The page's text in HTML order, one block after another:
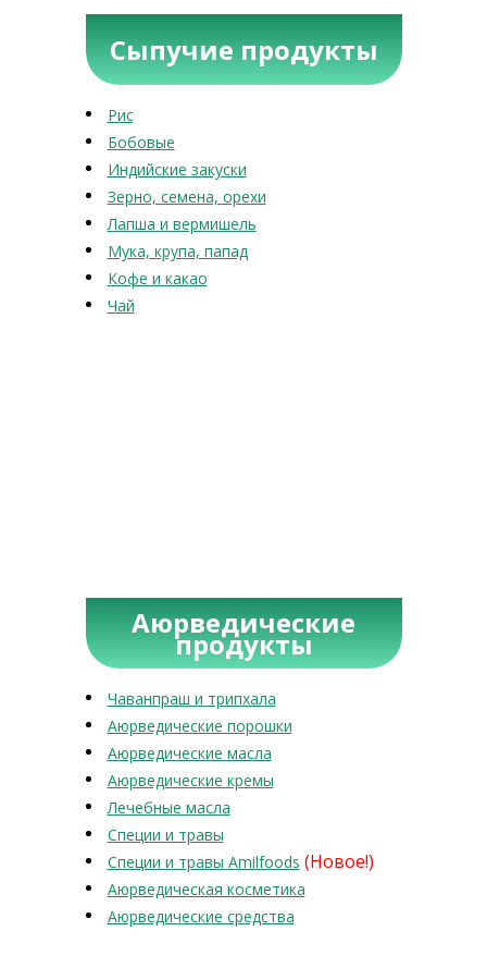
Сыпучие продукты
Рис
Бобовые
Индийские закуски
Зерно, семена, орехи
Лапша и вермишель
Мука, крупа, папад
Кофе и какао
Чай
Аюрведические
продукты
Чаванпраш и трипхала
Аюрведические порошки
Аюрведические масла
Аюрведические кремы
Лечебные масла
Специи и травы
Специи и травы Amilfoods (Новое!)
Аюрведическая косметика
Аюрведические средства